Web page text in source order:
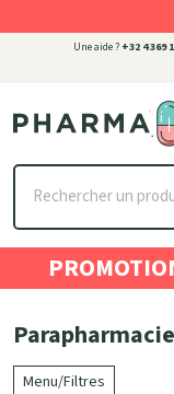
Une aide ? +32 4 369
Pharmaone Votre
Menu/Filtres